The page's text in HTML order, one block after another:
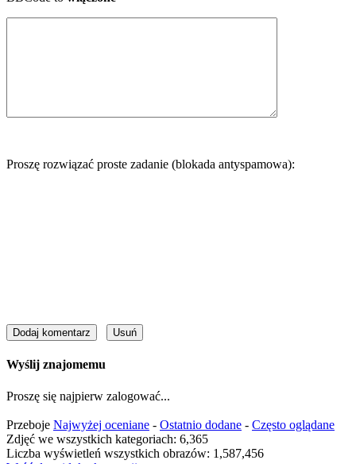
Proszę rozwiązać proste zadanie (blokada antyspamowa):
Wyślij znajomemu
Proszę się najpierw zalogować...
Przeboje Najwyżej oceniane - Ostatnio dodane - Często oglądane
Zdjęć we wszystkich kategoriach: 6,365
Liczba wyświetleń wszystkich obrazów: 1,587,456